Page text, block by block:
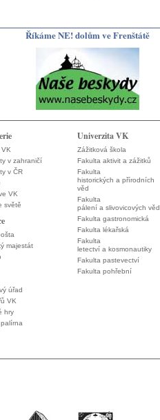
Říkáme NE! dolům ve Frenštátě
v zahraničí
v ČR
VK
světě
majestát
úřad
VK
hry
Univerzita VK
Zážitková škola
Fakulta aktivit a zážitků
Fakulta
historických a přírodních
věd
Fakulta
pálení a slivovicových věd
Fakulta gastronomická
Fakulta lékařská
Fakulta
letectví a kosmonautiky
Fakulta pastevectví
Fakulta pohřební